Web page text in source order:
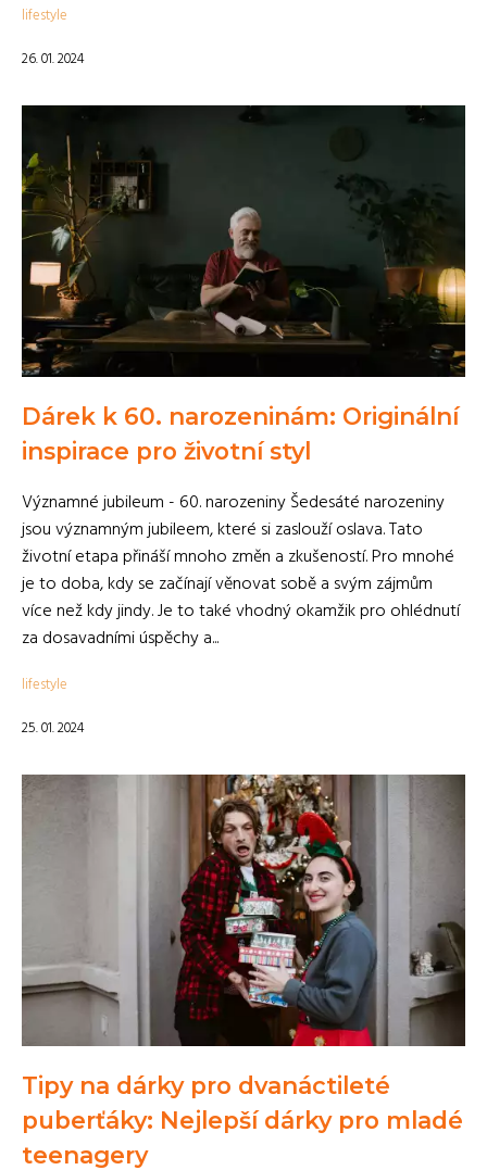
lifestyle
26. 01. 2024
Dárek k 60. narozeninám: Originální
inspirace pro životní styl
Významné jubileum - 60. narozeniny Šedesáté narozeniny
jsou významným jubileem, které si zaslouží oslava. Tato
životní etapa přináší mnoho změn a zkušeností. Pro mnohé
je to doba, kdy se začínají věnovat sobě a svým zájmům
více než kdy jindy. Je to také vhodný okamžik pro ohlédnutí
za dosavadními úspěchy a...
lifestyle
25. 01. 2024
Tipy na dárky pro dvanáctileté
puberťáky: Nejlepší dárky pro mladé
teenagery